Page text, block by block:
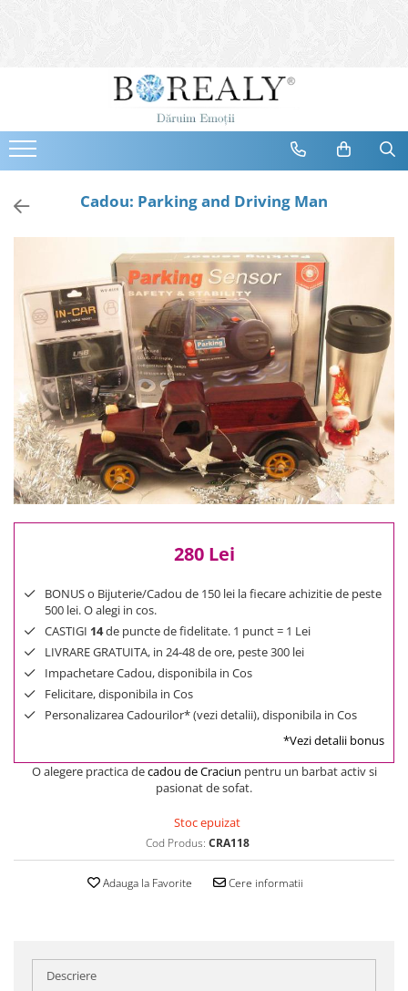
Bijuterii
Cercei
Bratari
Coliere
Destinatari
Bijuterii Femei
Bijuterii Copii
Bijuterii Mirese
Selectii
Reduceri
Cele mai noi
Cele mai vandute
Cele mai votate
100 Lei - 200 Lei
200 Lei - 300 Lei
300 Lei - 500 Lei
500 Lei - 1000 Lei
1000 Lei +
Cadou: Parking and Driving Man
280 Lei
BONUS o Bijuterie/Cadou de 150 lei la fiecare achizitie de peste
500 lei. O alegi in cos.
CASTIGI 14de puncte de fidelitate. 1 punct = 1 Lei
LIVRARE GRATUITA, in 24-48 de ore, peste 300 lei
Impachetare Cadou, disponibila in Cos
Felicitare, disponibila in Cos
Personalizarea Cadourilor* (vezi detalii), disponibila in Cos
*Vezi detalii bonus
O alegere practica decadou de Craciun pentru un barbat activ si
pasionat de sofat.
Stoc epuizat
Cod Produs: CRA118
Adauga la Favorite Cere informatii
Descriere